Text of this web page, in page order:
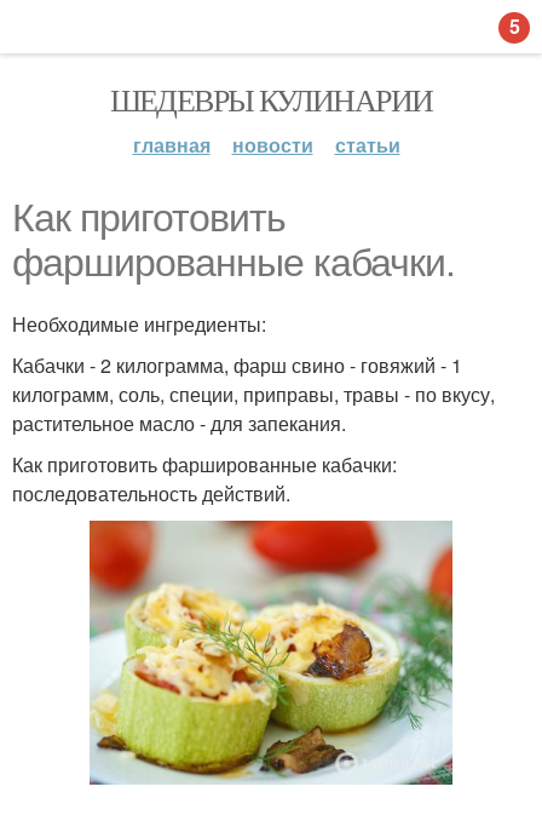
ШЕДЕВРЫ КУЛИНАРИИ
главная новости статьи
Как приготовить
фаршированные кабачки.
Необходимые ингредиенты:
Кабачки - 2 килограмма, фарш свино - говяжий - 1
килограмм, соль, специи, приправы, травы - по вкусу,
растительное масло - для запекания.
Как приготовить фаршированные кабачки:
последовательность действий.
5